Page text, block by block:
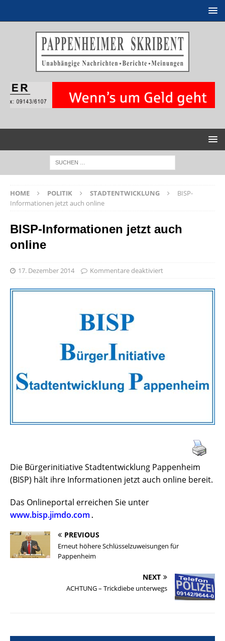
HOME POLITIK STADTENTWICKLUNG
BISP-
Informationen jetzt auch online
BISP-Informationen jetzt auch
online
17. Dezember 2014 Kommentare deaktiviert
Die Bürgerinitiative Stadtentwicklung Pappenheim
(BISP) hält ihre Informationen jetzt auch online bereit.
Das Onlineportal erreichen Sie unter
www.bisp.jimdo.com .
PREVIOUS
Erneut höhere Schlüsselzuweisungen für
Pappenheim
NEXT
ACHTUNG – Trickdiebe unterwegs